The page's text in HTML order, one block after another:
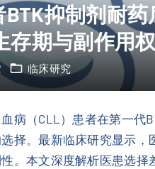
BTK抑制剂耐
存期与副作用
临床研究
病（CLL）患者在第一代
择。最新临床研究显示
。本文深度解析医患选